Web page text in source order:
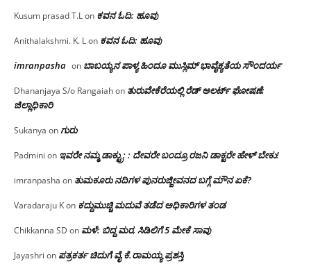
Kusum prasad T.Lon ಕವನ ಓದಿ: ಹೂವು
Anithalakshmi. K. Lon ಕವನ ಓದಿ: ಹೂವು
imranpasha on ಬಾಬಯ್ಯನ ಪಾಳ್ಯ ಹಿಂದೂ ಮುಸ್ಲಿಮ್ ಭಾವೈಕ್ಯತೆಯ ಸೌಂದರ್ಯ
Dhananjaya S/o Rangaiahon ತುರುವೇಕೆರೆಯಲ್ಲಿ ರೆಡ್ ಅಲರ್ಟ್ ಘೋಷಣೆ:
ಜಿಲ್ಲಾಧಿಕಾರಿ
Sukanya onಗುರು
Padmini on ಇವರೇ ನಮ್ಮ ಡಾಕ್ಟ್ರು; : ದೇವರೇ ಬಂದ್ರೂ ರಜನಿ ಡಾಕ್ಟರೇ ಹೇಳ್ ಬೇಕು!
imranpasha on ತುಮಕೂರು ನದಿಗಳ ಪುನರುಜ್ಜೀವನದ ಬಗ್ಗೆ ಮೌನ ಏಕೆ?
Varadaraju Kon ಕದ್ದುಮುಚ್ಚಿ ಮದುವೆ ತಡೆದ ಅಧಿಕಾರಿಗಳ ತಂಡ
Chikkanna SD on ಮಳೆ: ಬಿದ್ದ ಮರ, ಸಿಡಿಲಿಗೆ 5 ಮೇಕೆ ಸಾವು
Jayashri on ಪತ್ರಕರ್ತ ಚಿದುಗೆ ವೈ.ಕೆ.ರಾಮಯ್ಯ ಪ್ರಶಸ್ತಿ